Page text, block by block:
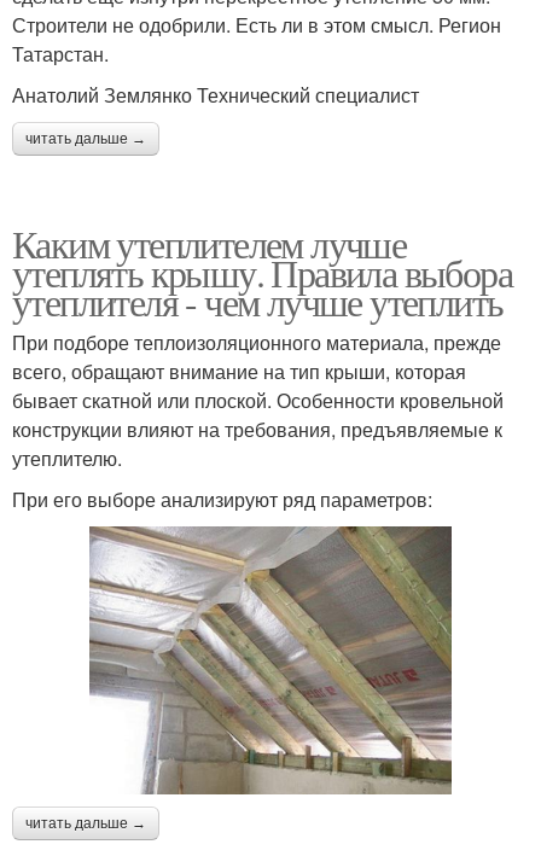
Строители не одобрили. Есть ли в этом смысл. Регион
Татарстан.
Анатолий Землянко Технический специалист
читать дальше →
Каким утеплителем лучше
утеплять крышу. Правила выбора
утеплителя - чем лучше утеплить
При подборе теплоизоляционного материала, прежде
всего, обращают внимание на тип крыши, которая
бывает скатной или плоской. Особенности кровельной
конструкции влияют на требования, предъявляемые к
утеплителю.
При его выборе анализируют ряд параметров:
читать дальше →